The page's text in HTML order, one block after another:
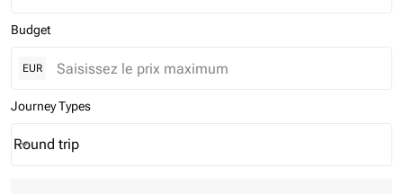
Budget
EUR
Journey Types
Journey Types option Round trip Selected
Round trip
keyboard_arrow_down